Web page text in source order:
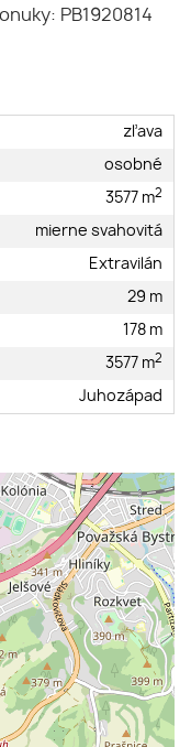
PB1920814
zľava
osobné
3577 m2
mierne svahovitá
Extravilán
29 m
178 m
3577 m2
Juhozápad